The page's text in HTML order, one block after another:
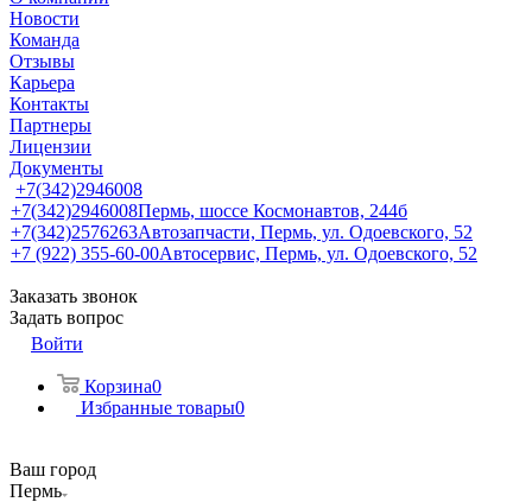
Новости
Команда
Отзывы
Карьера
Контакты
Партнеры
Лицензии
Документы
+7(342)2946008
+7(342)2946008Пермь, шоссе Космонавтов, 244б
+7(342)2576263Автозапчасти, Пермь, ул. Одоевского, 52
+7 (922) 355-60-00Автосервис, Пермь, ул. Одоевского, 52
Заказать звонок
Задать вопрос
Войти
Корзина0
Избранные товары0
Ваш город
Пермь